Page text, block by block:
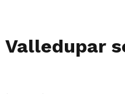
Valledupar